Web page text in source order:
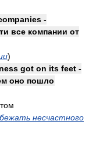
-
все компании от
)
got on its feet -
оно пошло
несчастного